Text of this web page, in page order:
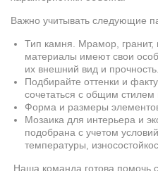
Важно учитывать следующие
Тип камня. Мрамор, гранит,
материалы имеют свои
их внешний вид и прочность.
Подбирайте оттенки и
сочетаться с общим стилем
Форма и размеры
Мозаика для интерьера и
подобрана с учетом
температуры,
Наша команда готова помочь